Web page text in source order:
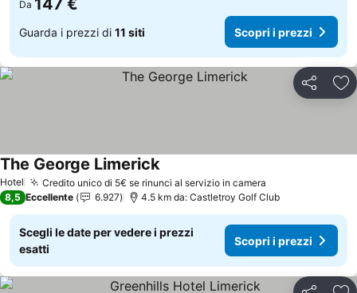
Da 147 €
Guarda i prezzi di 11 siti Scopri i prezzi
Condividi
Hotel Credito unico di 5€ se rinunci al servizio in camera
The George LimerickScopri i prezzi
8,5 Eccellente 6.927 4.5 km da: Castletroy Golf Club
Scegli le date per vedere i prezzi
esatti
Scopri i prezzi